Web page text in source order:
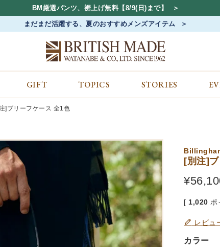
BM厳選パンツ、裾上げ無料【8/9(日)まで】
まだまだ活躍する、夏のおすすめメンズアイテム
カテゴリから探す
財布
ベルト・革小物
マフラー&ストール
アウター
帽子&アクセサリー
コンテンツをみる
EVENT
BLOG
SHOP LIST
GIFT TOPICS STORIES
]ブリーフケース 全1色
[別注]
¥
[ 1,020 ポ
レビュ
カラー